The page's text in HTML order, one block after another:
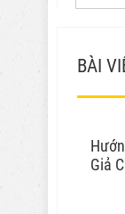
BÀI
Giả